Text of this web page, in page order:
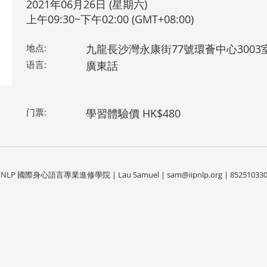
2021年06月26日 (星期六)
上午09:30~下午02:00 (GMT+08:00)
地点: 九龍長沙灣永康街77號環薈中心3003
语言: 廣東話
门票: 學習體驗價 HK$480
國際身心語言專業進修學院 | Lau Samuel | sam@iipnlp.org |